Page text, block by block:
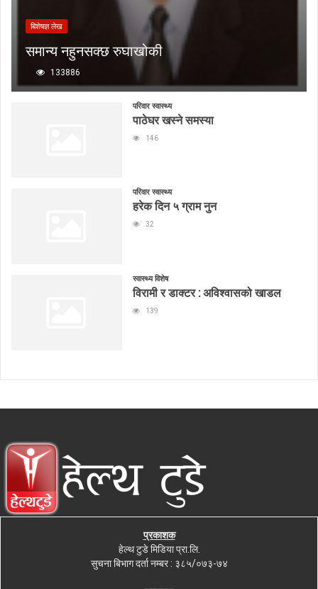
बिशेषज्ञ लेख
समान्य नहुनसक्छ रुघाखोकी
133886
परिवार स्वास्थ्य
पाठेघर खस्ने समस्या
146
परिवार स्वास्थ्य
हरेक दिन ५ ग्राम नुन
32
स्वास्थ्य विशेष
विरामी र डाक्टर : अविश्वासको खाडल
139
प्रकाशक
हेल्थ टुडे मिडिया प्रा.लि.
सुचना बिभाग दर्ता नम्बर : ३८५/०७३-७४